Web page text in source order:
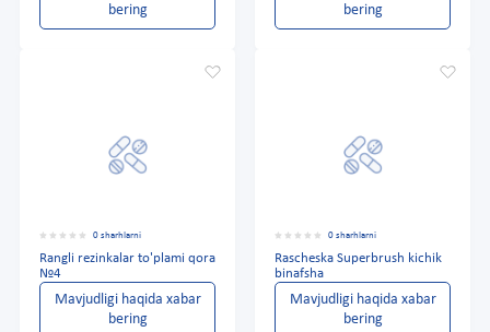
bering
bering
0 sharhlarni
Rangli rezinkalar to'plami qora
№4
Mavjudligi haqida xabar
bering
0 sharhlarni
Rascheska Superbrush kichik
binafsha
Mavjudligi haqida xabar
bering